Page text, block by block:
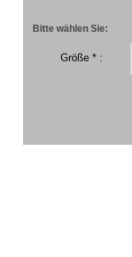
Bitte wählen Sie:
Größe * :